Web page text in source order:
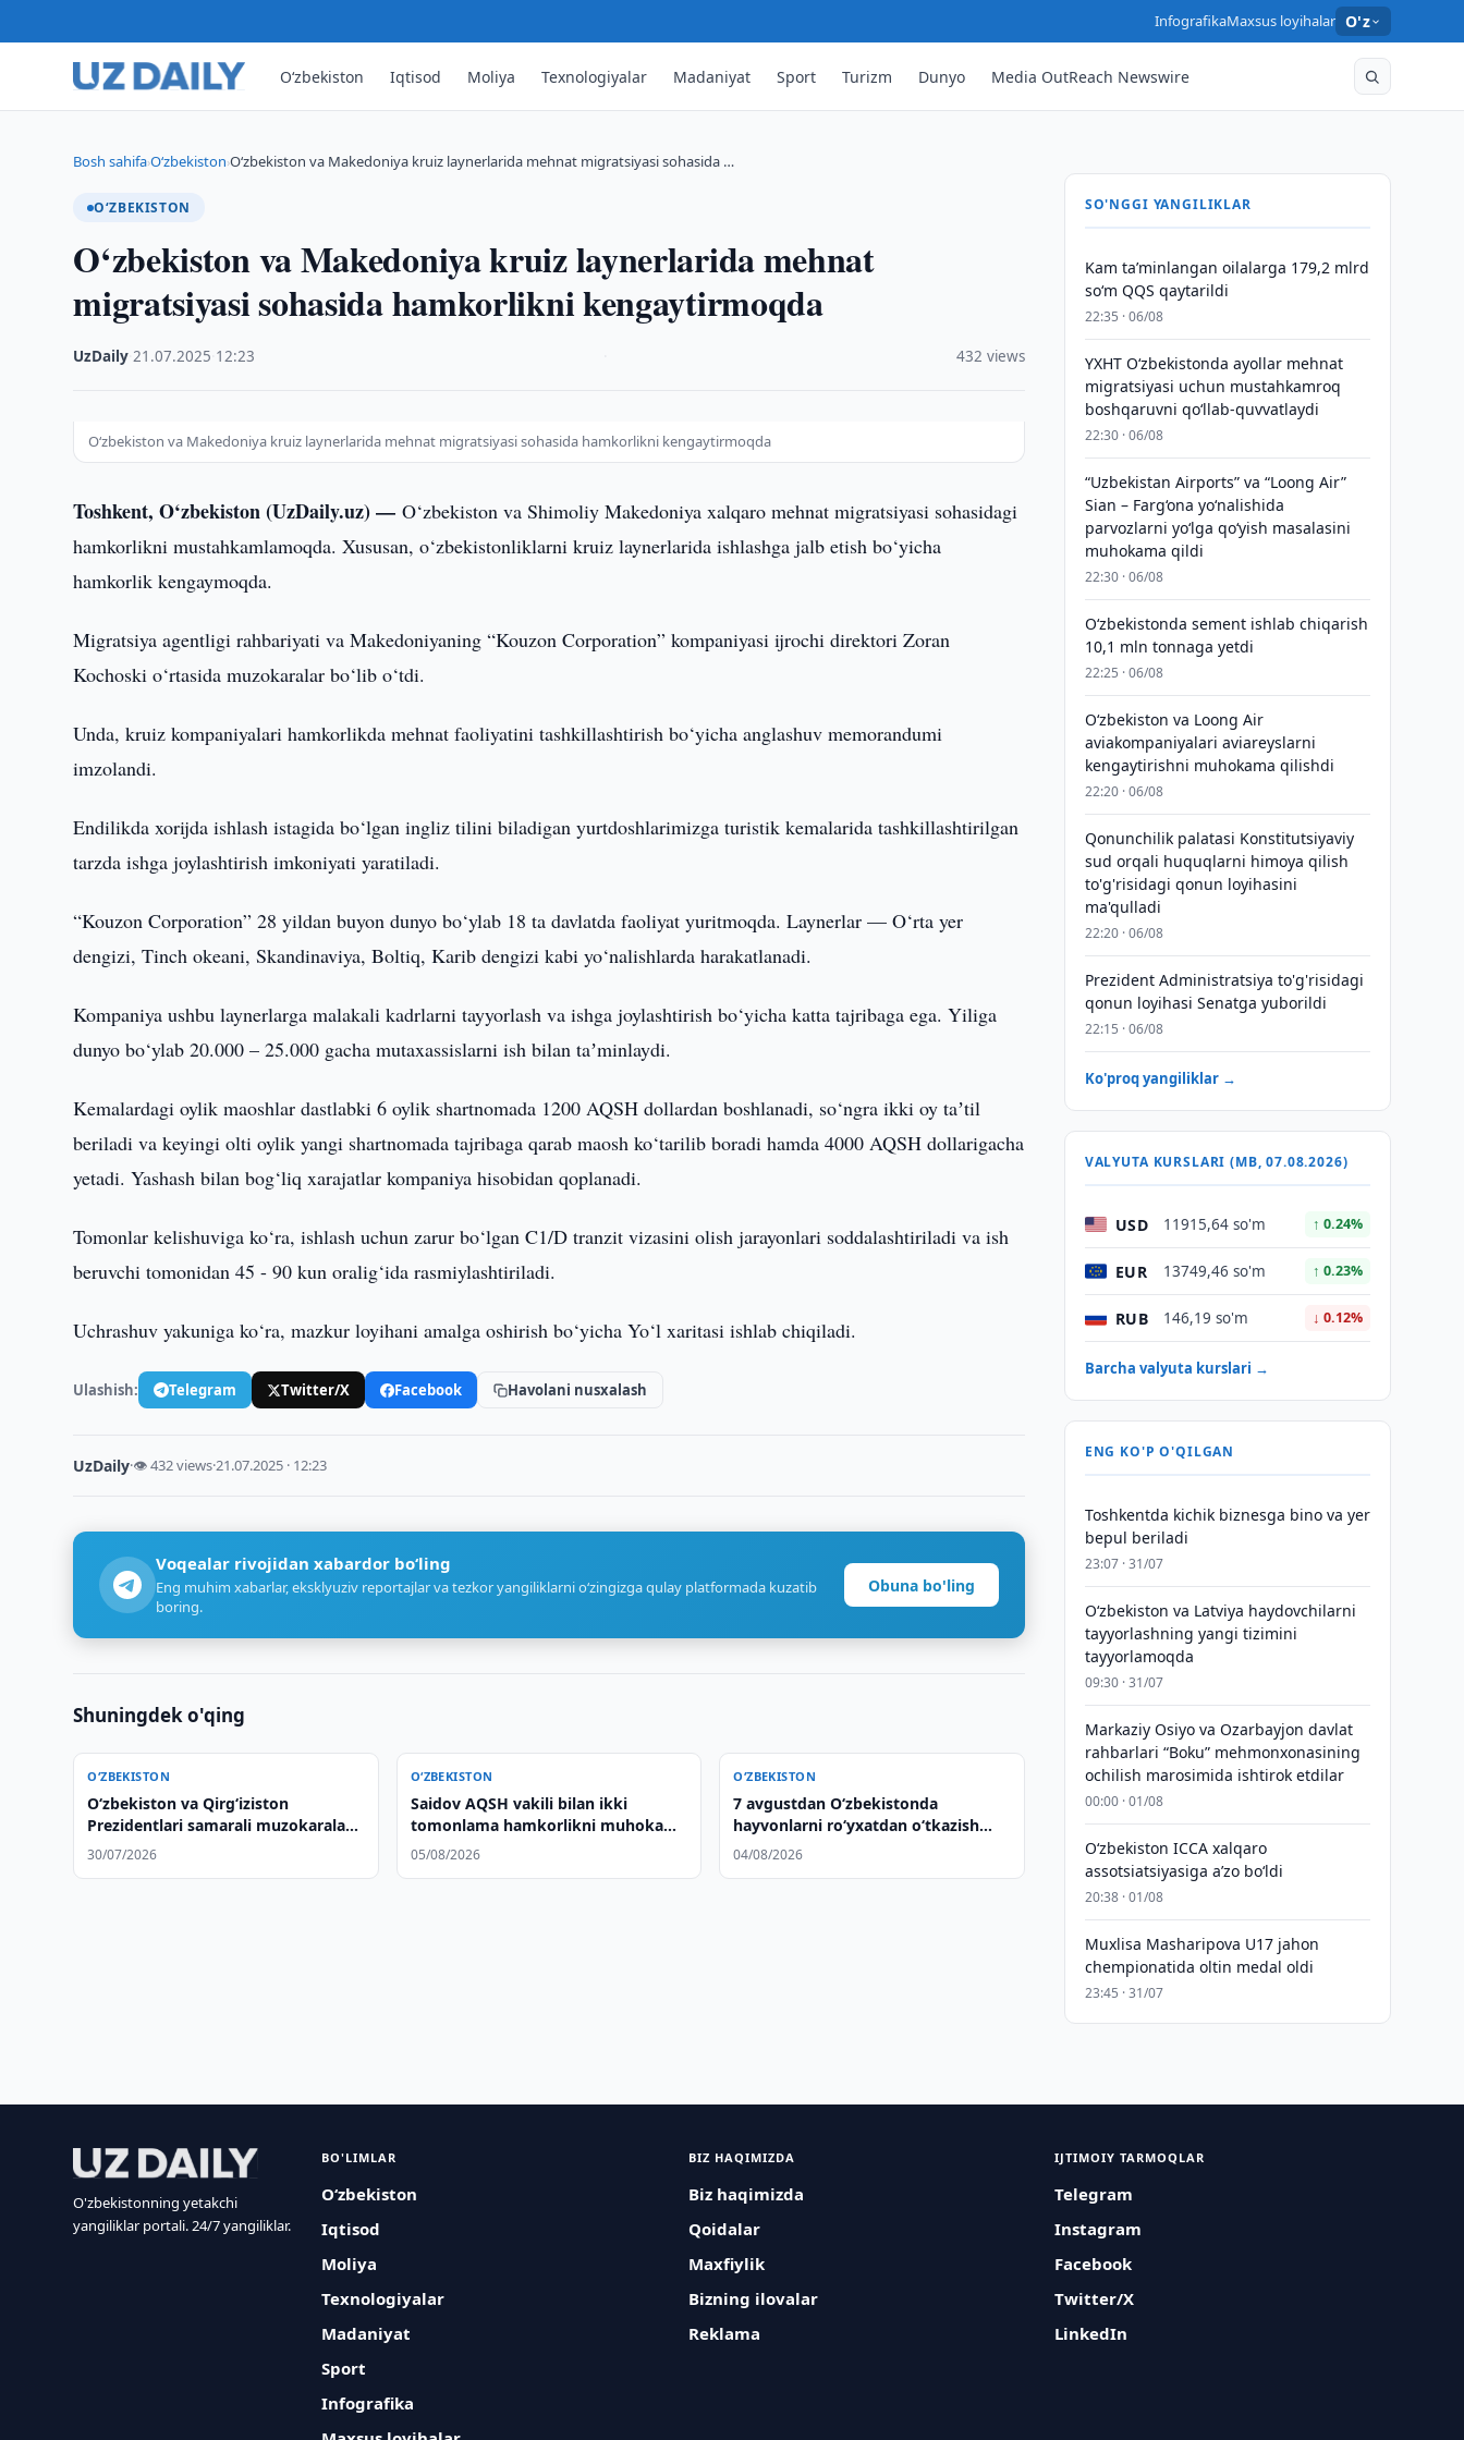
InfografikaMaxsus loyihalar O'z
O‘zbekiston Iqtisod Moliya Texnologiyalar Madaniyat Sport Turizm Dunyo Media OutReach Newswire
Bosh sahifa›O‘zbekiston›O‘zbekiston va Makedoniya kruiz laynerlarida mehnat migratsiyasi sohasida …
O‘ZBEKISTON
O‘zbekiston va Makedoniya kruiz laynerlarida mehnat
migratsiyasi sohasida hamkorlikni kengaytirmoqda
UzDaily ·21.07.2025 12:23 432 views
O‘zbekiston va Makedoniya kruiz laynerlarida mehnat migratsiyasi sohasida hamkorlikni kengaytirmoqda
Toshkent, O‘zbekiston (UzDaily.uz) —O‘zbekiston va Shimoliy Makedoniya xalqaro mehnat migratsiyasi sohasidagi
hamkorlikni mustahkamlamoqda. Xususan, o‘zbekistonliklarni kruiz laynerlarida ishlashga jalb etish bo‘yicha
hamkorlik kengaymoqda.
Migratsiya agentligi rahbariyati va Makedoniyaning “Kouzon Corporation” kompaniyasi ijrochi direktori Zoran
Kochoski o‘rtasida muzokaralar bo‘lib o‘tdi.
Unda, kruiz kompaniyalari hamkorlikda mehnat faoliyatini tashkillashtirish bo‘yicha anglashuv memorandumi
imzolandi.
Endilikda xorijda ishlash istagida bo‘lgan ingliz tilini biladigan yurtdoshlarimizga turistik kemalarida tashkillashtirilgan
tarzda ishga joylashtirish imkoniyati yaratiladi.
“Kouzon Corporation” 28 yildan buyon dunyo bo‘ylab 18 ta davlatda faoliyat yuritmoqda. Laynerlar — O‘rta yer
dengizi, Tinch okeani, Skandinaviya, Boltiq, Karib dengizi kabi yo‘nalishlarda harakatlanadi.
Kompaniya ushbu laynerlarga malakali kadrlarni tayyorlash va ishga joylashtirish bo‘yicha katta tajribaga ega. Yiliga
dunyo bo‘ylab 20.000 – 25.000 gacha mutaxassislarni ish bilan taʼminlaydi.
Kemalardagi oylik maoshlar dastlabki 6 oylik shartnomada 1200 AQSH dollardan boshlanadi, so‘ngra ikki oy taʼtil
beriladi va keyingi olti oylik yangi shartnomada tajribaga qarab maosh ko‘tarilib boradi hamda 4000 AQSH dollarigacha
yetadi. Yashash bilan bog‘liq xarajatlar kompaniya hisobidan qoplanadi.
Tomonlar kelishuviga ko‘ra, ishlash uchun zarur bo‘lgan C1/D tranzit vizasini olish jarayonlari soddalashtiriladi va ish
beruvchi tomonidan 45 - 90 kun oralig‘ida rasmiylashtiriladi.
Uchrashuv yakuniga ko‘ra, mazkur loyihani amalga oshirish bo‘yicha Yo‘l xaritasi ishlab chiqiladi.
Ulashish: Telegram Twitter/X Facebook Havolani nusxalash
UzDaily·👁 432 views·21.07.2025 · 12:23
Voqealar rivojidan xabardor bo‘ling
Eng muhim xabarlar, eksklyuziv reportajlar va tezkor yangiliklarni o‘zingizga qulay platformada kuzatib
boring.
Obuna bo'ling
Shuningdek o'qing
O‘ZBEKISTON
Oʻzbekiston va Qirgʻiziston
Prezidentlari samarali muzokaralar
yakunlarini sarhisob qildilar
30/07/2026
O‘ZBEKISTON
Saidov AQSH vakili bilan ikki
tomonlama hamkorlikni muhokama
qildi
05/08/2026
O‘ZBEKISTON
7 avgustdan O‘zbekistonda
hayvonlarni ro‘yxatdan o‘tkazish
boshlanadi
04/08/2026
SO'NGGI YANGILIKLAR
Kam taʼminlangan oilalarga 179,2 mlrd
so‘m QQS qaytarildi
22:35 · 06/08
YXHT O‘zbekistonda ayollar mehnat
migratsiyasi uchun mustahkamroq
boshqaruvni qo‘llab-quvvatlaydi
22:30 · 06/08
“Uzbekistan Airports” va “Loong Air”
Sian – Farg‘ona yo‘nalishida
parvozlarni yo‘lga qo‘yish masalasini
muhokama qildi
22:30 · 06/08
O‘zbekistonda sement ishlab chiqarish
10,1 mln tonnaga yetdi
22:25 · 06/08
Oʻzbekiston va Loong Air
aviakompaniyalari aviareyslarni
kengaytirishni muhokama qilishdi
22:20 · 06/08
Qonunchilik palatasi Konstitutsiyaviy
sud orqali huquqlarni himoya qilish
to'g'risidagi qonun loyihasini
ma'qulladi
22:20 · 06/08
Prezident Administratsiya to'g'risidagi
qonun loyihasi Senatga yuborildi
22:15 · 06/08
Ko'proq yangiliklar →
VALYUTA KURSLARI (MB, 07.08.2026)
USD 11915,64 so'm ↑ 0.24%
EUR 13749,46 so'm ↑ 0.23%
RUB 146,19 so'm ↓ 0.12%
Barcha valyuta kurslari →
ENG KO'P O'QILGAN
Toshkentda kichik biznesga bino va yer
bepul beriladi
23:07 · 31/07
Oʻzbekiston va Latviya haydovchilarni
tayyorlashning yangi tizimini
tayyorlamoqda
09:30 · 31/07
Markaziy Osiyo va Ozarbayjon davlat
rahbarlari “Boku” mehmonxonasining
ochilish marosimida ishtirok etdilar
00:00 · 01/08
O‘zbekiston ICCA xalqaro
assotsiatsiyasiga aʼzo bo‘ldi
20:38 · 01/08
Muxlisa Masharipova U17 jahon
chempionatida oltin medal oldi
23:45 · 31/07
O'zbekistonning yetakchi
yangiliklar portali. 24/7 yangiliklar.
BO'LIMLAR
O‘zbekiston
Iqtisod
Moliya
Texnologiyalar
Madaniyat
Sport
Infografika
BIZ HAQIMIZDA
Biz haqimizda
Qoidalar
Maxfiylik
Bizning ilovalar
Reklama
IJTIMOIY TARMOQLAR
Telegram
Instagram
Facebook
Twitter/X
LinkedIn